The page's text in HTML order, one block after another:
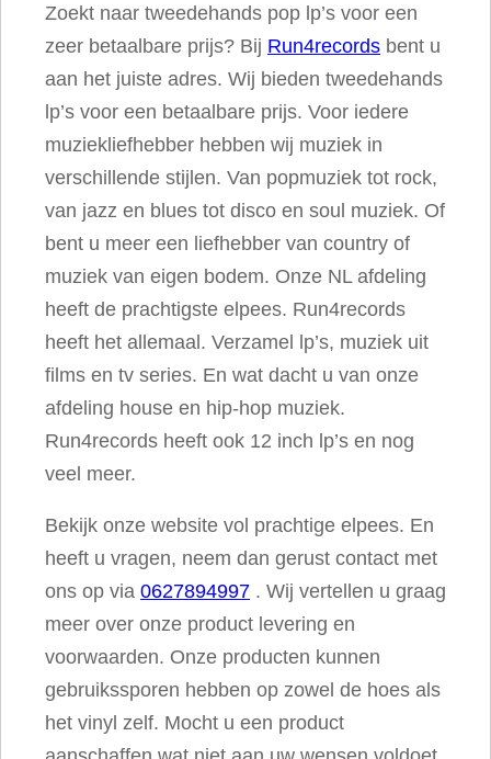
Zoekt naar tweedehands pop lp’s voor een
zeer betaalbare prijs? Bij Run4records bent u
aan het juiste adres. Wij bieden tweedehands
lp’s voor een betaalbare prijs. Voor iedere
muziekliefhebber hebben wij muziek in
verschillende stijlen. Van popmuziek tot rock,
van jazz en blues tot disco en soul muziek. Of
bent u meer een liefhebber van country of
muziek van eigen bodem. Onze NL afdeling
heeft de prachtigste elpees. Run4records
heeft het allemaal. Verzamel lp’s, muziek uit
films en tv series. En wat dacht u van onze
afdeling house en hip-hop muziek.
Run4records heeft ook 12 inch lp’s en nog
veel meer.
Bekijk onze website vol prachtige elpees. En
heeft u vragen, neem dan gerust contact met
ons op via 0627894997 . Wij vertellen u graag
meer over onze product levering en
voorwaarden. Onze producten kunnen
gebruikssporen hebben op zowel de hoes als
het vinyl zelf. Mocht u een product